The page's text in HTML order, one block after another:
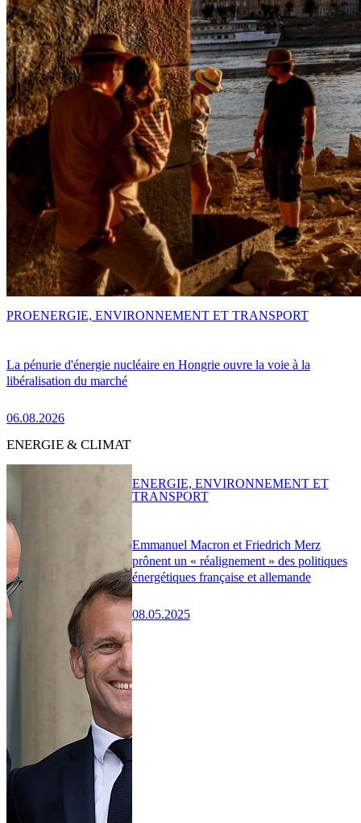
La pénurie d'énergie nucléaire en Hongrie ouvre la voie à la
libéralisation du marché
06.08.2026
PROENERGIE, ENVIRONNEMENT ET TRANSPORT
ENERGIE & CLIMAT
Emmanuel Macron et Friedrich Merz
prônent un « réalignement » des politiques
énergétiques française et allemande
08.05.2025
ENERGIE, ENVIRONNEMENT ET
TRANSPORT